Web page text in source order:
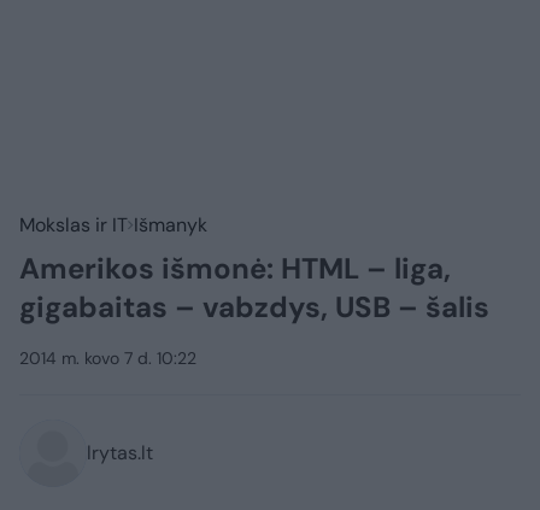
Mokslas ir IT Išmanyk
Amerikos išmonė: HTML – liga,
gigabaitas – vabzdys, USB – šalis
2014 m. kovo 7 d. 10:22
lrytas.lt